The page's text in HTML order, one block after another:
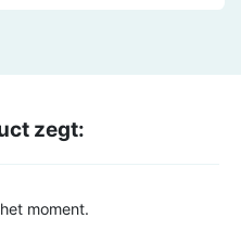
zegt:
moment.